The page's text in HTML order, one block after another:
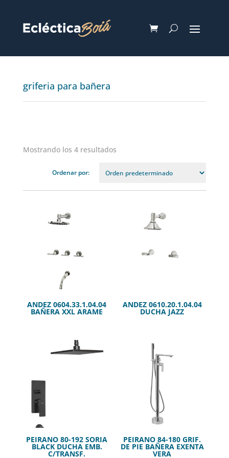
griferia para bañera
Mostrando los 4 resultados
ANDEZ 0604.33.1.04.04
BAÑERA XXL ARAME
ANDEZ 0610.20.1.04.04
DUCHA JAZZ
PEIRANO 80-192 SORIA
BLACK DUCHA EMB.
C/TRANSF.
PEIRANO 84-180 GRIF.
DE PIE BAÑERA EXENTA
VERA